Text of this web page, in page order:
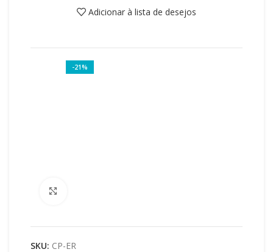
Adicionar à lista de desejos
-21%
SKU: CP-ER